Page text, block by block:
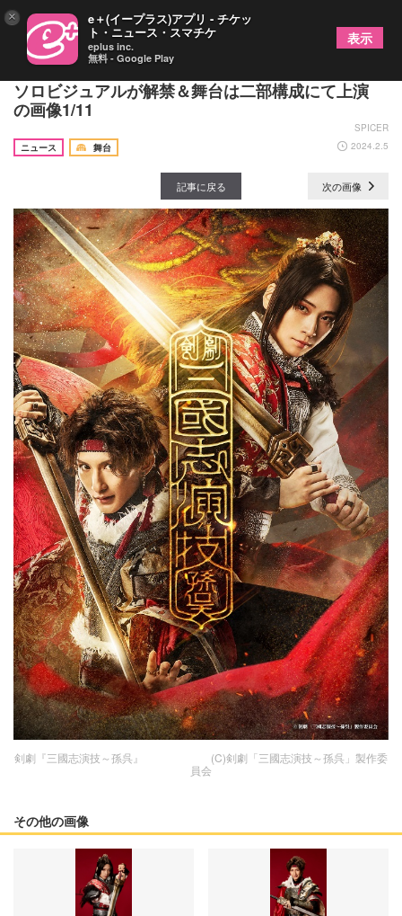
剣劇『三國志演技～孫呉』荒牧慶彦、梅津瑞樹らの
ソロビジュアルが解禁＆舞台は二部構成にて上演
の画像1/11
SPICER
ニュース
舞台 2024.2.5
記事に戻る 次の画像
剣劇『三國志演技～孫呉』 (C)剣劇「三國志演技～孫呉」製作委
員会
その他の画像
× e＋(イープラス)アプリ - チケッ
ト・ニュース・スマチケ
eplus inc.
無料 - Google Play
表示